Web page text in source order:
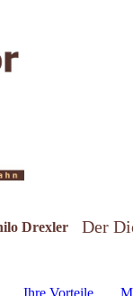
Drexler Der
Ihre Vorteile